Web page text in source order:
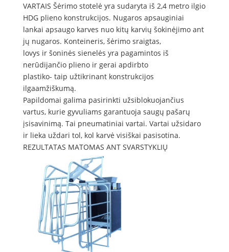
VARTAIS Šėrimo stotelė yra sudaryta iš 2,4 metro ilgio
HDG plieno konstrukcijos. Nugaros apsauginiai
lankai apsaugo karves nuo kitų karvių šokinėjimo ant
jų nugaros. Konteineris, šėrimo sraigtas,
lovys ir šoninės sienelės yra pagamintos iš
nerūdijančio plieno ir gerai apdirbto
plastiko- taip užtikrinant konstrukcijos
ilgaamžiškumą.
Papildomai galima pasirinkti užsiblokuojančius
vartus, kurie gyvuliams garantuoja saugų pašarų
įsisavinimą. Tai pneumatiniai vartai. Vartai užsidaro
ir lieka uždari tol, kol karvė visiškai pasisotina.
REZULTATAS MATOMAS ANT SVARSTYKLIŲ